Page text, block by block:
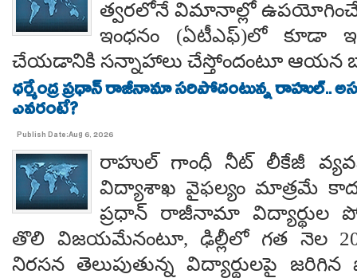
త్వరలోనే విమానాల్లో
ఇంధనం (ఏటీఎఫ్)లో కూడా
చేయడానికి సన్నాహాలు చేస్తోందంటూ ఆయన
ధర్మేంద్ర ప్రధాన్ రాజీనామా సరిపోదంటున్న రాహుల్..
ఎవరంటే?
Publish Date:Aug 6, 2026
రాహుల్ గాంధీ నీట్ లీకేజీ
విద్యాశాఖ వైఫల్యం మాత్రమే
ప్రధాన్ రాజీనామా విద్యార్థుల
తొలి విజయమేనంటూ, ఢిల్లీలో గత నెల
నిరసన తెలుపుతున్న విద్యార్థులపై